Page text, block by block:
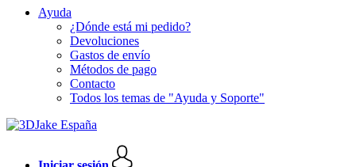
Ayuda
¿Dónde está mi pedido?
Devoluciones
Gastos de envío
Métodos de pago
Contacto
Todos los temas de "Ayuda y Soporte"